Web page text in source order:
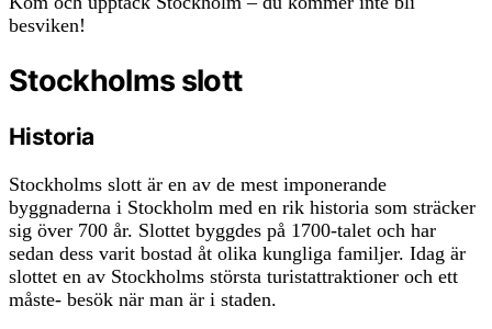
besviken!
Stockholms slott
Historia
Stockholms slott är en av de mest imponerande
byggnaderna i Stockholm med en rik historia som sträcker
sig över 700 år. Slottet byggdes på 1700-talet och har
sedan dess varit bostad åt olika kungliga familjer. Idag är
slottet en av Stockholms största turistattraktioner och ett
måste- besök när man är i staden.